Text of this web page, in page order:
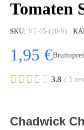
Tomaten
SKU VT-65-(10-S)
1,95 €
     3.8 ( 5
Chadwick